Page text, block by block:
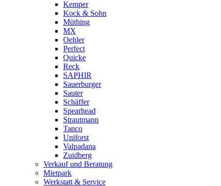
Kemper
Kock & Sohn
Müthing
MX
Oehler
Perfect
Quicke
Reck
SAPHIR
Sauerburger
Sauter
Schäffer
Spearhead
Strautmann
Tanco
Uniforst
Valpadana
Zuidberg
Verkauf und Beratung
Mietpark
Werkstatt & Service